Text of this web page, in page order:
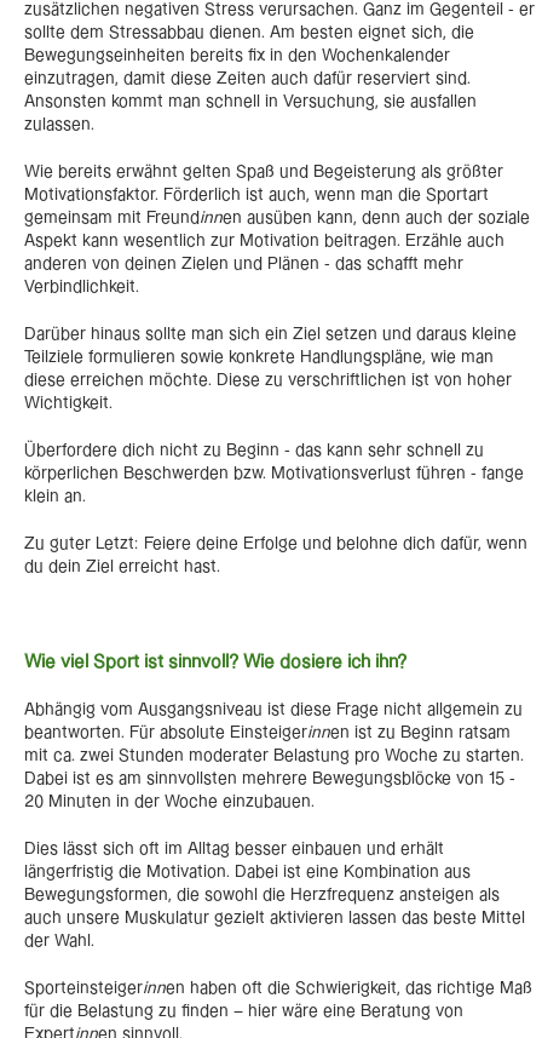
zusätzlichen negativen Stress verursachen. Ganz im Gegenteil - er
sollte dem Stressabbau dienen. Am besten eignet sich, die
Bewegungseinheiten bereits fix in den Wochenkalender
einzutragen, damit diese Zeiten auch dafür reserviert sind.
Ansonsten kommt man schnell in Versuchung, sie ausfallen
zulassen.
Wie bereits erwähnt gelten Spaß und Begeisterung als größter
Motivationsfaktor. Förderlich ist auch, wenn man die Sportart
gemeinsam mit Freund innen ausüben kann, denn auch der soziale
Aspekt kann wesentlich zur Motivation beitragen. Erzähle auch
anderen von deinen Zielen und Plänen - das schafft mehr
Verbindlichkeit.
Darüber hinaus sollte man sich ein Ziel setzen und daraus kleine
Teilziele formulieren sowie konkrete Handlungspläne, wie man
diese erreichen möchte. Diese zu verschriftlichen ist von hoher
Wichtigkeit.
Überfordere dich nicht zu Beginn - das kann sehr schnell zu
körperlichen Beschwerden bzw. Motivationsverlust führen - fange
klein an.
Zu guter Letzt: Feiere deine Erfolge und belohne dich dafür, wenn
du dein Ziel erreicht hast.
Wie viel Sport ist sinnvoll? Wie dosiere ich ihn?
Abhängig vom Ausgangsniveau ist diese Frage nicht allgemein zu
beantworten. Für absolute Einsteigerinnen ist zu Beginn ratsam
mit ca. zwei Stunden moderater Belastung pro Woche zu starten.
Dabei ist es am sinnvollsten mehrere Bewegungsblöcke von 15 -
20 Minuten in der Woche einzubauen.
Dies lässt sich oft im Alltag besser einbauen und erhält
längerfristig die Motivation. Dabei ist eine Kombination aus
Bewegungsformen, die sowohl die Herzfrequenz ansteigen als
auch unsere Muskulatur gezielt aktivieren lassen das beste Mittel
der Wahl.
Sporteinsteigerinnen haben oft die Schwierigkeit, das richtige Maß
für die Belastung zu finden – hier wäre eine Beratung von
Expertinnen sinnvoll.